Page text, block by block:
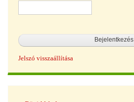
Jelszó visszaállítása